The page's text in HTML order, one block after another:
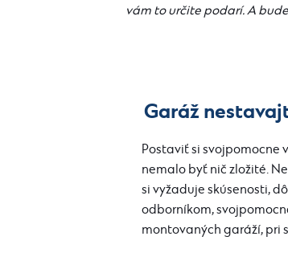
vám to určite podarí. A
Garáž
Postaviť si svojpomocne
nemalo byť nič zložité.
si vyžaduje skúsenosti,
odborníkom,
montovaných garáží, pri